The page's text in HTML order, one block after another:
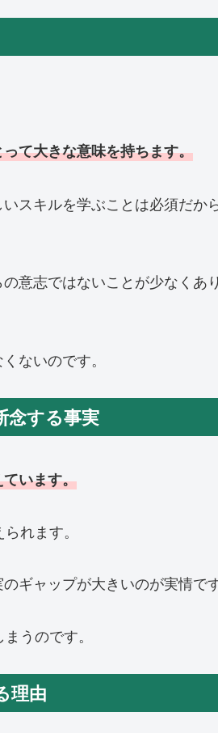
て大きな意味を持ちます。
スキルを学ぶことは必須だか
意志ではないことが少なくあ
ないのです。
念する事実
います。
れます。
ギャップが大きいのが実情です
うのです。
理由